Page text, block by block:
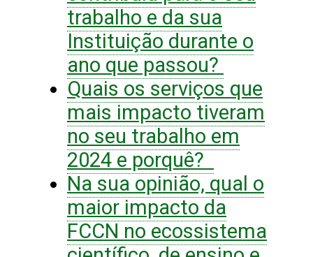
trabalho e da sua
Instituição durante o
ano que passou?
Quais os serviços que
mais impacto tiveram
no seu trabalho em
2024 e porquê?
Na sua opinião, qual o
maior impacto da
FCCN no ecossistema